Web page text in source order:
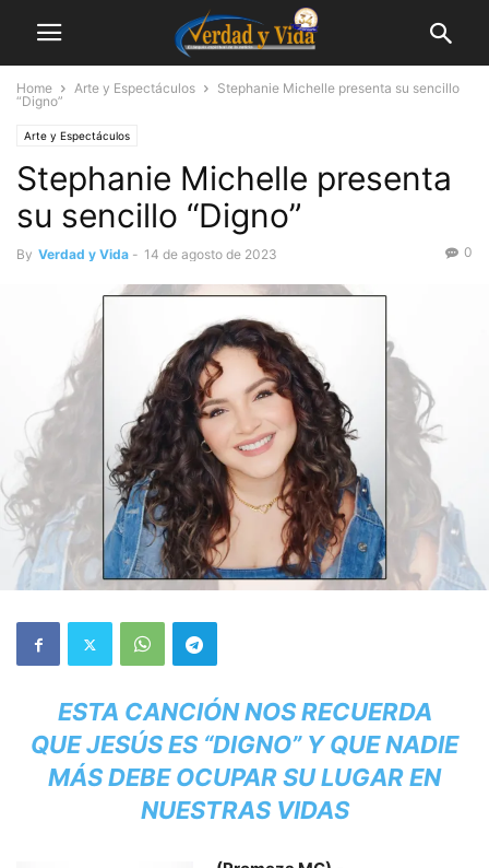
Home Arte y Espectáculos
Stephanie Michelle presenta su sencillo
“Digno”
Arte y Espectáculos
Stephanie Michelle presenta
su sencillo “Digno”
By Verdad y Vida - 14 de agosto de 2023 0
ESTA CANCIÓN NOS RECUERDA
QUE JESÚS ES “DIGNO”Y QUE NADIE
MÁS DEBE OCUPAR SU LUGAR EN
NUESTRAS VIDAS